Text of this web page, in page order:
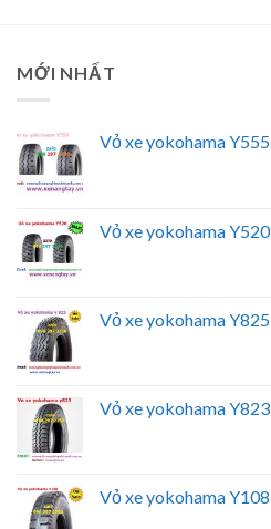
MỚI NHẤT
Vỏ xe yokohama Y555
Vỏ xe yokohama Y520
Vỏ xe yokohama Y825
Vỏ xe yokohama Y823
Vỏ xe yokohama Y108